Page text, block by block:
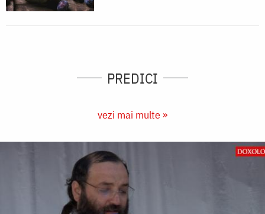
PREDICI
vezi mai multe »